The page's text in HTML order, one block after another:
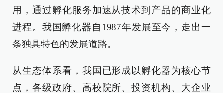
用，通过孵化服务加速从技术到产品的商业化
进程。我国孵化器自1987年发展至今，走出一
条独具特色的发展道路。
从生态体系看，我国已形成以孵化器为核心节
点，各级政府、高校院所、投资机构、大企业